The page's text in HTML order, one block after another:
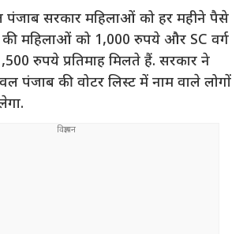
सरकार महिलाओं को हर महीने पैसे
की महिलाओं को 1,000 रुपये और SC वर्ग
रुपये प्रतिमाह मिलते हैं. सरकार ने
पंजाब की वोटर लिस्ट में नाम वाले लोगों